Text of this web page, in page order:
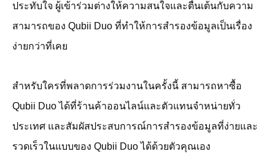
ประทับใจ ผู้เข้าร่วมต่างให้ความสนใจและตื่นเต้นกับความ
สามารถของ Qubii Duo ที่ทำให้การสำรองข้อมูลเป็นเรื่อง
ง่ายกว่าที่เคย
สำหรับใครที่พลาดการร่วมงานในครั้งนี้ สามารถหาซื้อ
Qubii Duoได้ที่ร้านค้าออนไลน์และตัวแทนจำหน่ายทั่ว
ประเทศ และสัมผัสประสบการณ์การสำรองข้อมูลที่ง่ายและ
รวดเร็วในแบบของ Qubii Duoได้ด้วยตัวคุณเอง